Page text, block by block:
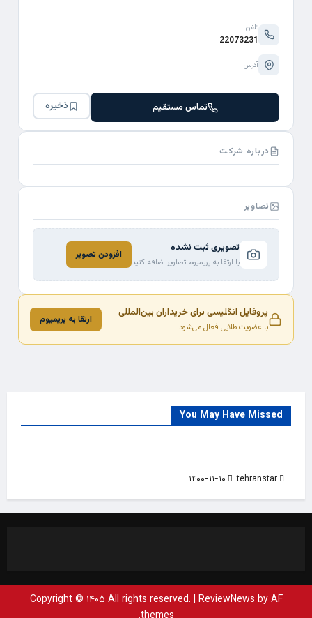
تلفن
22073231
آدرس
تماس مستقیم ذخیره
درباره شرکت
تصاویر
تصویری ثبت نشده
با ارتقا به پریمیوم تصاویر اضافه کنید
افزودن تصویر
پروفایل انگلیسی برای خریداران بین‌المللی
با عضویت طلایی فعال می‌شود
ارتقا به پریمیوم
You May Have Missed
Countries
India
Trade Source
tehranstar
Copyright © ۱۴۰۵ All rights reserved. | ReviewNews by AF